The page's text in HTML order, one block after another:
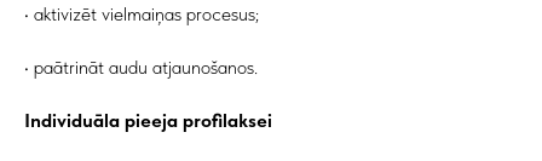
• aktivizēt vielmaiņas procesus;
• paātrināt audu atjaunošanos.
Individuāla pieeja profilaksei